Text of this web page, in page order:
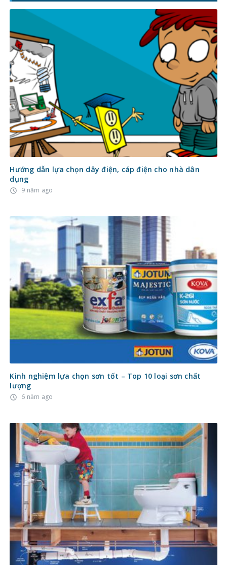
Hướng dẫn lựa chọn dây điện, cáp điện cho nhà dân
dụng
access_time 9 năm ago
Kinh nghiệm lựa chọn sơn tốt – Top 10 loại sơn chất
lượng
access_time 6 năm ago